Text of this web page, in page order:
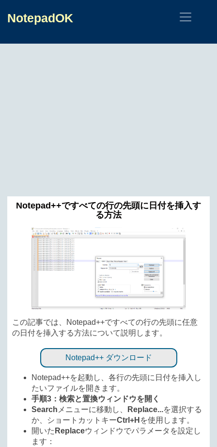
NotepadOK
Notepad++ですべての行の先頭に日付を挿入す
る方法
この記事では、Notepad++ですべての行の先頭に任意
の日付を挿入する方法について説明します。
Notepad++ ダウンロード
Notepad++を起動し、各行の先頭に日付を挿入し
たいファイルを開きます。
手順3：検索と置換ウィンドウを開く
Search メニューに移動し、 Replace...を選択する
か、ショートカットキーCtrl+H を使用します。
開いた Replaceウィンドウでパラメータを設定し
ます：